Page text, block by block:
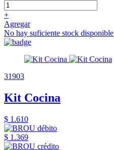
+
Agregar
No hay suficiente stock disponible
31903
Kit Cocina
$ 1.610
$ 1.369